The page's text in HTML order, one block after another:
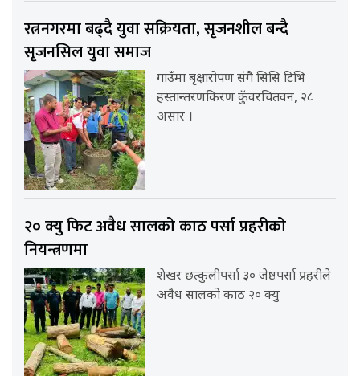
रत्ननगरमा बढ्दै युवा सक्रियता, सृजनशील बन्दै
सृजनसिल युवा समाज
गाउँमा बृक्षारोपण संगै सिसि टिभि
हस्तान्तरणकिरण कुँवरचितवन, २८
असार ।
२० क्यु फिट अवैध सालको काठ पर्सा प्रहरीको
नियन्त्रणमा
शेखर छत्कुलीपर्सा ३० जेष्ठपर्सा प्रहरीले
अवैध सालको काठ २० क्यु